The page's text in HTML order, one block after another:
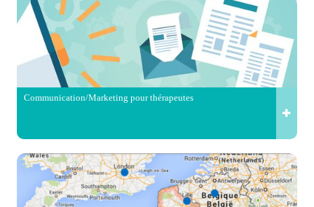
Communication/Marketing pour thérapeutes